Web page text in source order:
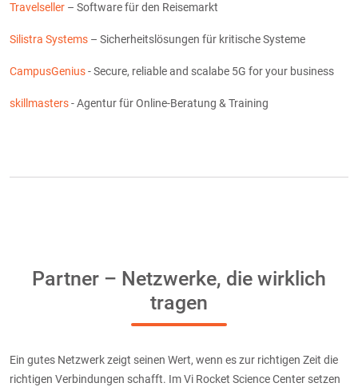
Travelseller – Software für den Reisemarkt
Silistra Systems – Sicherheitslösungen für kritische Systeme
CampusGenius- Secure, reliable and scalabe 5G for your business
skillmasters- Agentur für Online-Beratung & Training
Partner – Netzwerke, die wirklich
tragen
Ein gutes Netzwerk zeigt seinen Wert, wenn es zur richtigen Zeit die
richtigen Verbindungen schafft. Im Vi Rocket Science Center setzen